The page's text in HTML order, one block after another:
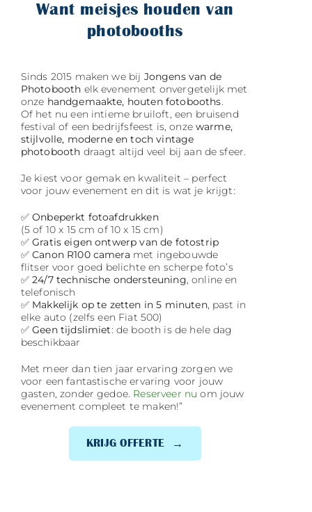
Want meisjes houden van
photobooths
Sinds 2015 maken we bij Jongens van de
Photobooth elk evenement onvergetelijk met
onze handgemaakte, houten fotobooths.
Of het nu een intieme bruiloft, een bruisend
festival of een bedrijfsfeest is, onze warme,
stijlvolle, moderne en toch vintage
photobooth draagt altijd veel bij aan de sfeer.
Je kiest voor gemak en kwaliteit – perfect
voor jouw evenement en dit is wat je krijgt:
✅Onbeperkt fotoafdrukken
(5 of 10 x 15 cm of 10 x 15 cm)
✅Gratis eigen ontwerp van de fotostrip
✅Canon R100 camera met ingebouwde
flitser voor goed belichte en scherpe foto’s
✅24/7 technische ondersteuning, online en
telefonisch
✅ Makkelijk op te zetten in 5 minuten, past in
elke auto (zelfs een Fiat 500)
✅Geen tijdslimiet: de booth is de hele dag
beschikbaar
Met meer dan tien jaar ervaring zorgen we
voor een fantastische ervaring voor jouw
gasten, zonder gedoe. Reserveer nu om jouw
evenement compleet te maken!”
KRIJG OFFERTE